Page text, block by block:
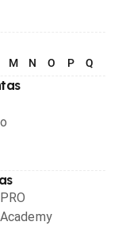
M N O P Q